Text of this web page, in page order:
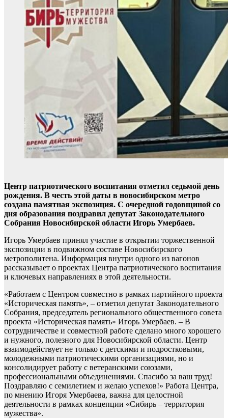
Центр патриотического воспитания отметил седьмой день
рождения. В честь этой даты в новосибирском метро
создана памятная экспозиция. С очередной годовщиной со
дня образования поздравил депутат Законодательного
Собрания Новосибирской области Игорь Умербаев.
Игорь Умербаев принял участие в открытии торжественной
экспозиции в подвижном составе Новосибирского
метрополитена. Информация внутри одного из вагонов
рассказывает о проектах Центра патриотического воспитания
и ключевых направлениях в этой деятельности.
«Работаем с Центром совместно в рамках партийного проекта
«Историческая память», – отметил депутат Законодательного
Собрания, председатель регионального общественного совета
проекта «Историческая память» Игорь Умербаев. – В
сотрудничестве и совместной работе сделано много хорошего
и нужного, полезного для Новосибирской области. Центр
взаимодействует не только с детскими и подростковыми,
молодежными патриотическими организациями, но и
консолидирует работу с ветеранскими союзами,
профессиональными объединениями. Спасибо за ваш труд!
Поздравляю с семилетием и желаю успехов!» Работа Центра,
по мнению Игоря Умербаева, важна для целостной
деятельности в рамках концепции «Сибирь – территория
мужества».